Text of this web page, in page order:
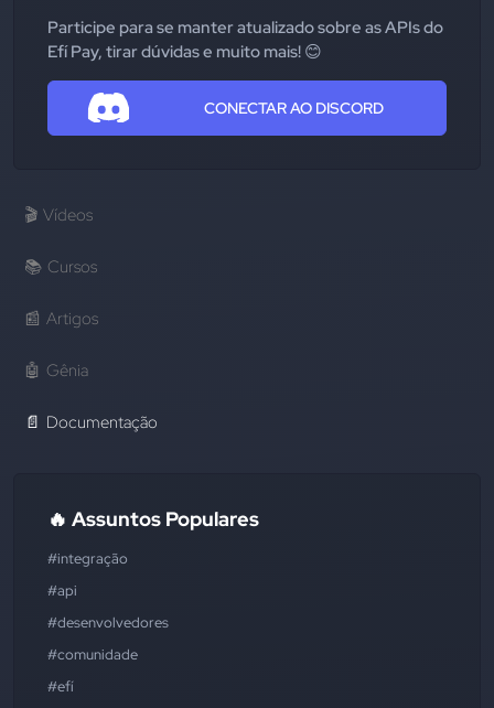
Participe para se manter atualizado sobre as APIs do
Efí Pay, tirar dúvidas e muito mais! 😊
CONECTAR AO DISCORD
🎬 Vídeos
📚 Cursos
📰 Artigos
🤖 Gênia
📄 Documentação
🔥 Assuntos Populares
#integração
#api
#desenvolvedores
#comunidade
#efí